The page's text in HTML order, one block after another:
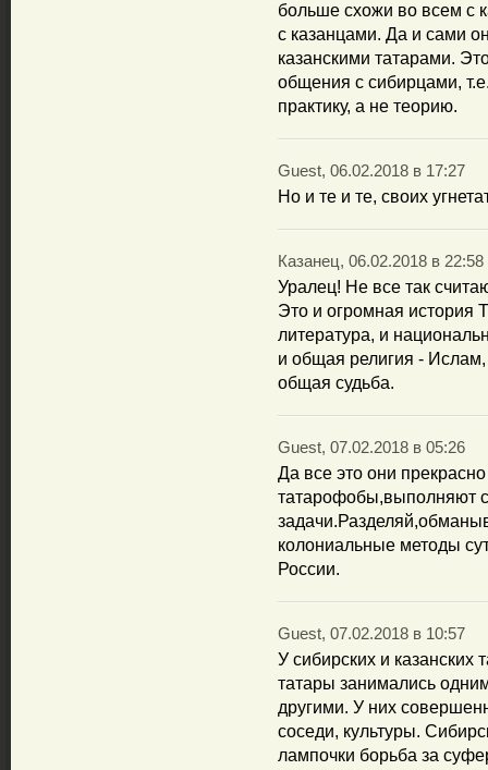
больше схожи во всем с
с казанцами. Да и сами
казанскими татарами.
общения с сибирцами,
практику, а не теорию.
Guest, 06.02.2018 в 17:27
Но и те и те, своих
Казанец, 06.02.2018 в 22:58
Уралец! Не все так
Это и огромная история
литература, и
и общая религия -
общая судьба.
Guest, 07.02.2018 в 05:26
Да все это они
татарофобы,выполняют
колониальные методы
России.
Guest, 07.02.2018 в 10:57
У сибирских и казанских
татары занимались
другими. У них
соседи, культуры.
лампочки борьба за